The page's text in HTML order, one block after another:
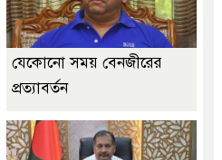
যেকোনো সময় বেনজীরের
প্রত্যাবর্তন